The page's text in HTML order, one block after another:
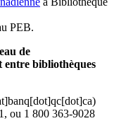
PEB.
de
entre bibliothèques
)
ou 1 800 363-9028